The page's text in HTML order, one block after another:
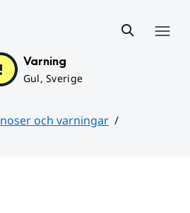
Varning
Gul, Sverige
och varningar